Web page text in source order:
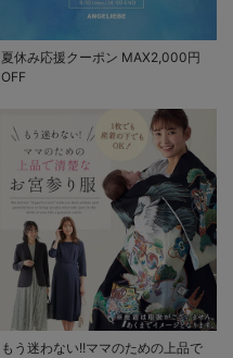
夏休み応援クーポン MAX2,000円
OFF
もう迷わない!!ママのための上品で